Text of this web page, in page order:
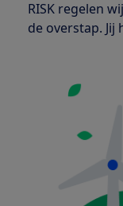
RISK regelen
de overstap.